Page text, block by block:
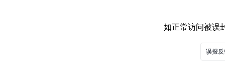
如正常访问被误
误报